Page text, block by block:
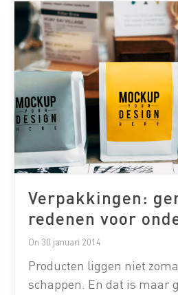
Verpakkingsonderzoek
keuzes te […]
Verpakkingen: genoeg
redenen voor
On 30 januari 2014
Producten liggen niet
schappen. En dat is maar